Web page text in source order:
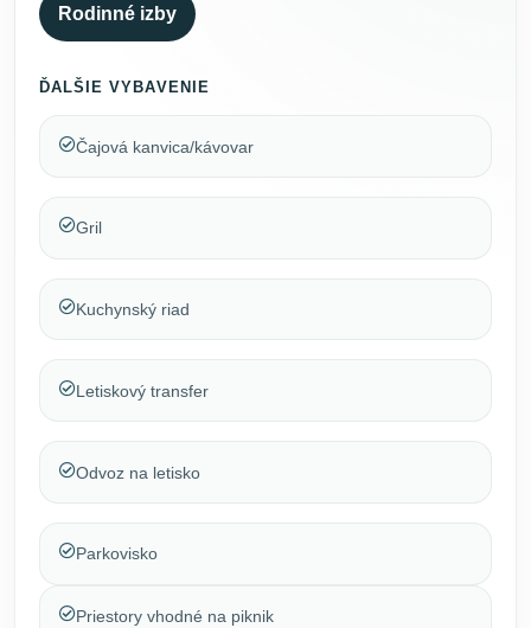
Rodinné izby
ĎALŠIE VYBAVENIE
Čajová kanvica/kávovar
Gril
Kuchynský riad
Letiskový transfer
Odvoz na letisko
Parkovisko
Priestory vhodné na piknik